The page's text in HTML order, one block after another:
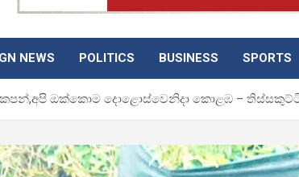
NEWS POLITICS BUSINESS SPORTS
ඔක්කොම දොළොස්වෙනිදා කොළඹ –